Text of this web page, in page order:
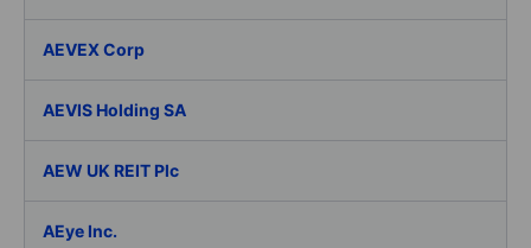
AEVEX Corp
AEVIS Holding SA
AEW UK REIT Plc
AEye Inc.